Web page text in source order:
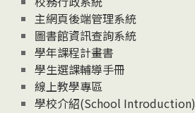
主網頁後端管理系統
圖書館資訊查詢系統
學年課程計畫書
學生選課輔導手冊
線上教學專區
學校介紹(School Introduction)